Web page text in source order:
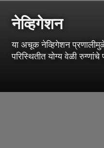
नेव्हिगेशन
या अचूक नेव्हिगेशन
परिस्थितीत योग्य वेळी रुग्णांचे